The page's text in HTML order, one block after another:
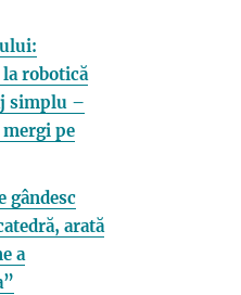
robotică
simplu –
pe
gândesc
arată
a